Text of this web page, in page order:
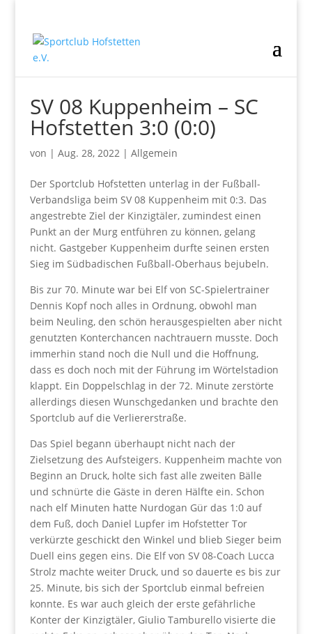
SV 08 Kuppenheim – SC
Hofstetten 3:0 (0:0)
von | Aug. 28, 2022| Allgemein
Der Sportclub Hofstetten unterlag in der Fußball-
Verbandsliga beim SV 08 Kuppenheim mit 0:3. Das
angestrebte Ziel der Kinzigtäler, zumindest einen
Punkt an der Murg entführen zu können, gelang
nicht. Gastgeber Kuppenheim durfte seinen ersten
Sieg im Südbadischen Fußball-Oberhaus bejubeln.
Bis zur 70. Minute war bei Elf von SC-Spielertrainer
Dennis Kopf noch alles in Ordnung, obwohl man
beim Neuling, den schön herausgespielten aber nicht
genutzten Konterchancen nachtrauern musste. Doch
immerhin stand noch die Null und die Hoffnung,
dass es doch noch mit der Führung im Wörtelstadion
klappt. Ein Doppelschlag in der 72. Minute zerstörte
allerdings diesen Wunschgedanken und brachte den
Sportclub auf die Verliererstraße.
Das Spiel begann überhaupt nicht nach der
Zielsetzung des Aufsteigers. Kuppenheim machte von
Beginn an Druck, holte sich fast alle zweiten Bälle
und schnürte die Gäste in deren Hälfte ein. Schon
nach elf Minuten hatte Nurdogan Gür das 1:0 auf
dem Fuß, doch Daniel Lupfer im Hofstetter Tor
verkürzte geschickt den Winkel und blieb Sieger beim
Duell eins gegen eins. Die Elf von SV 08-Coach Lucca
Strolz machte weiter Druck, und so dauerte es bis zur
25. Minute, bis sich der Sportclub einmal befreien
konnte. Es war auch gleich der erste gefährliche
Konter der Kinzigtäler, Giulio Tamburello visierte die